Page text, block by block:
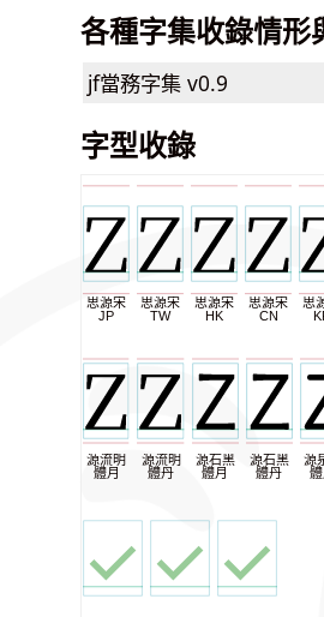
各種字集收錄情形
jf當務字集 v0.9
字型收錄
思源宋
JP
思源宋
TW
思源宋
HK
思源宋
CN
思
源流明
體月
源流明
體丹
源石黑
體月
源石黑
體丹
源
體